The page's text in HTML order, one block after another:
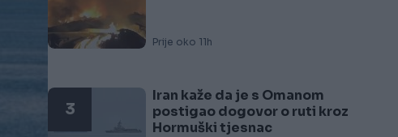
Prije oko 11h
3
Iran kaže da je s Omanom
postigao dogovor o ruti kroz
Hormuški tjesnac